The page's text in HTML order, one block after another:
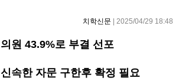
치학신문 | 2025/04/29 18:48
원 43.9%로 부결 선포
속한 자문 구한후 확정 필요